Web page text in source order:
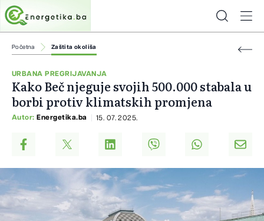
Početna Zaštita okoliša
URBANA PREGRIJAVANJA
Kako Beč njeguje svojih 500.000 stabala u
borbi protiv klimatskih promjena
Autor: Energetika.ba 15. 07. 2025.